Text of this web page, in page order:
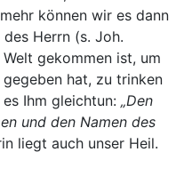
können wir es dann
Herrn (s. Joh.
gekommen ist, um
gegeben hat, zu trinken
Ihm gleichtun: „Den
und den Namen des
liegt auch unser Heil.